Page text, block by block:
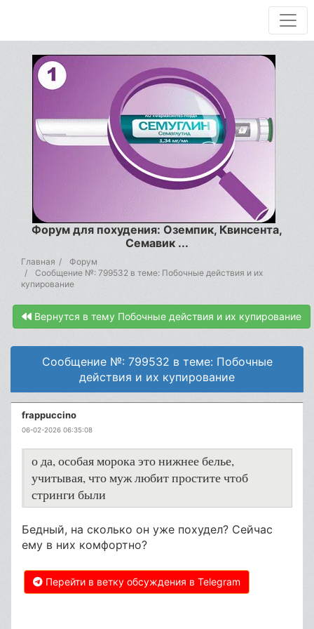
Форум для похудения: Оземпик, Квинсента,
Семавик ...
Главная
Форум
Сообщение №: 799532 в теме: Побочные действия и их
купирование
Вернутся в тему Побочные действия и их купирование
Сообщение №: 799532 в теме: Побочные
действия и их купирование
frappuccino
06-02-2026 06:35:08
о да, особая морока это нижнее белье,
учитывая, что муж любит простите чтоб
стринги были
Бедный, на сколько он уже похудел? Сейчас
ему в них комфортно?
Перейти в ветку обсуждения в Telegram